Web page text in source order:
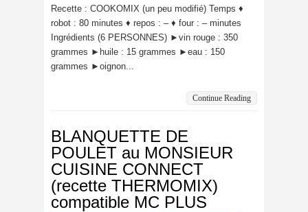
Recette : COOKOMIX (un peu modifié) Temps ♦
robot : 80 minutes ♦ repos : – ♦ four : – minutes
Ingrédients (6 PERSONNES) ►vin rouge : 350
grammes ►huile : 15 grammes ►eau : 150
grammes ►oignon...
Continue Reading
BLANQUETTE DE
POULET au MONSIEUR
CUISINE CONNECT
(recette THERMOMIX)
compatible MC PLUS